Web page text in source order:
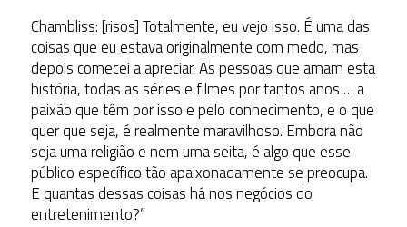
Chambliss: [risos] Totalmente, eu vejo isso. É uma das
coisas que eu estava originalmente com medo, mas
depois comecei a apreciar. As pessoas que amam esta
história, todas as séries e filmes por tantos anos … a
paixão que têm por isso e pelo conhecimento, e o que
quer que seja, é realmente maravilhoso. Embora não
seja uma religião e nem uma seita, é algo que esse
público específico tão apaixonadamente se preocupa.
E quantas dessas coisas há nos negócios do
entretenimento?”